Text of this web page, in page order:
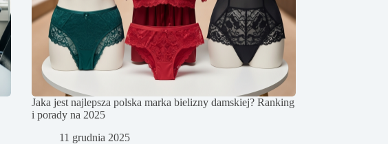
Jaka jest najlepsza polska marka bielizny damskiej? Ranking
i porady na 2025
11 grudnia 2025